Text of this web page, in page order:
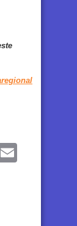
Print